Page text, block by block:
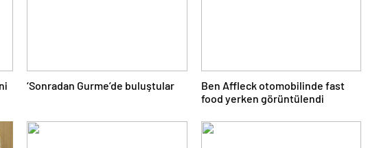
‘Sonradan Gurme’de buluştular
Ben Affleck otomobilinde fast
food yerken görüntülendi